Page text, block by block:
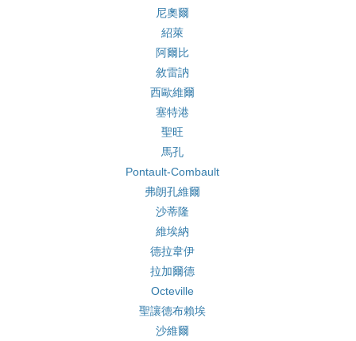
尼奧爾
紹萊
阿爾比
敘雷訥
西歐維爾
塞特港
聖旺
馬孔
Pontault-Combault
弗朗孔維爾
沙蒂隆
維埃納
德拉韋伊
拉加爾德
Octeville
聖讓德布賴埃
沙維爾